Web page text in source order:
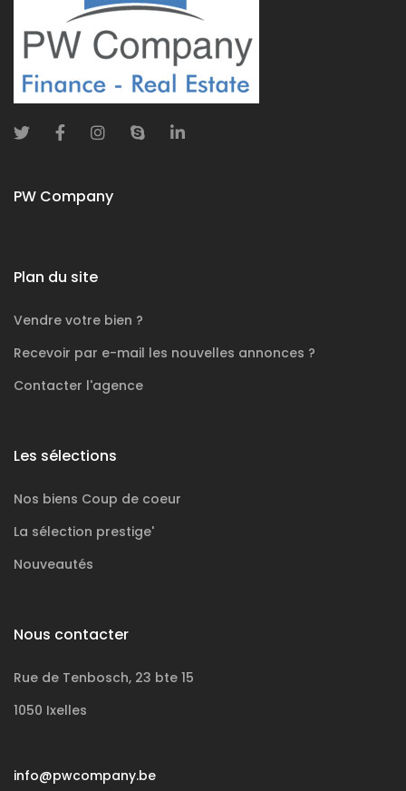
PW Company
Plan du site
Vendre votre bien ?
Recevoir par e-mail les nouvelles annonces ?
Contacter l'agence
Les sélections
Nos biens Coup de coeur
La sélection prestige'
Nouveautés
Nous contacter
Rue de Tenbosch, 23 bte 15
1050 Ixelles
info@pwcompany.be